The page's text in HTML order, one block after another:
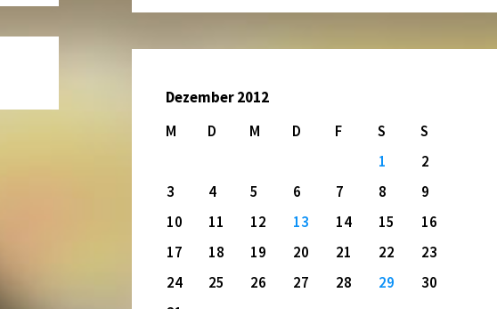
Dezember 2012
M
D M D F S
S
1
2
3
4 5 6 7 8
9
10
11 12 13 14 15
16
17
18 19 20 21 22
23
24
25 26 27 28 29
30